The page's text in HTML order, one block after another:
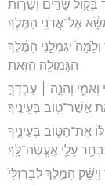
שָׁרִ֣ים וְשָׁר֑וֹת
אֶל־אֲדֹנִ֖י הַמֶּֽלֶךְ׃
יִגְמְלֵ֣נִי הַמֶּ֔לֶךְ
הַגְּמוּלָ֖ה הַזֹּֽאת׃
וְהִנֵּ֣ה ׀ עַבְדְּךָ֣
אֲשֶׁר־ט֖וֹב בְּעֵינֶֽיךָ׃
אֶת־הַטּ֖וֹב בְּעֵינֶ֑יךָ
עָלַ֖י אֶֽעֱשֶׂה־לָּֽךְ׃
הַמֶּ֤לֶךְ לְבַרְזִלַּי֙